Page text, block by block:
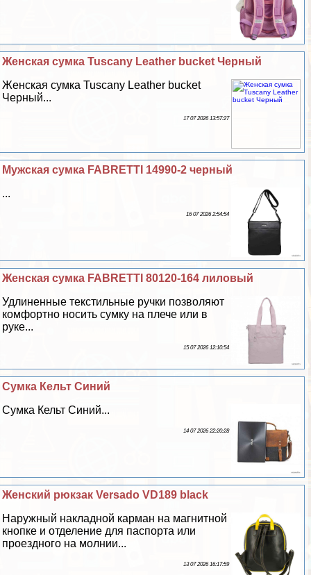
Женская сумка Tuscany Leather bucket Черный
Женская сумка Tuscany Leather bucket
Черный...
17 07 2026 13:57:27
Мужская сумка FABRETTI 14990-2 черный
...
16 07 2026 2:54:54
Женская сумка FABRETTI 80120-164 лиловый
Удлиненные текстильные ручки позволяют
комфортно носить сумку на плече или в
руке...
15 07 2026 12:10:54
Сумка Кельт Синий
Сумка Кельт Синий...
14 07 2026 22:20:28
Женский рюкзак Versado VD189 black
Наружный накладной карман на магнитной
кнопке и отделение для паспорта или
проездного на молнии...
13 07 2026 16:17:59